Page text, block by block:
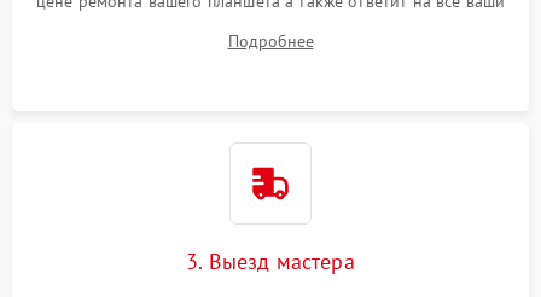
Питание и аккумулятор
Подробнее
3. Выезд мастера